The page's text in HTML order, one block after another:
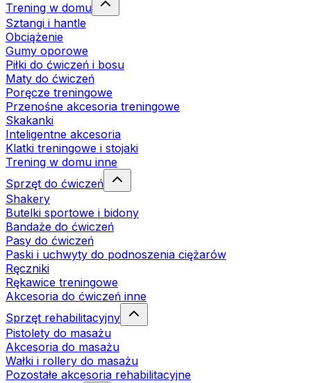
Trening w domu
Sztangi i hantle
Obciążenie
Gumy oporowe
Piłki do ćwiczeń i bosu
Maty do ćwiczeń
Poręcze treningowe
Przenośne akcesoria treningowe
Skakanki
Inteligentne akcesoria
Klatki treningowe i stojaki
Trening w domu inne
Sprzęt do ćwiczeń
Shakery
Butelki sportowe i bidony
Bandaże do ćwiczeń
Pasy do ćwiczeń
Paski i uchwyty do podnoszenia ciężarów
Ręczniki
Rękawice treningowe
Akcesoria do ćwiczeń inne
Sprzęt rehabilitacyjny
Pistolety do masażu
Akcesoria do masażu
Wałki i rollery do masażu
Pozostałe akcesoria rehabilitacyjne